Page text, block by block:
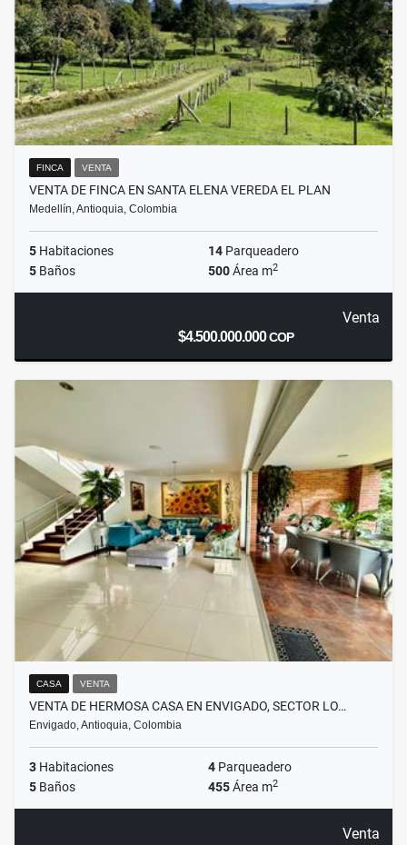
FINCA VENTA
VENTA DE FINCA EN SANTA ELENA VEREDA EL PLAN
Medellín, Antioquia, Colombia
5 Habitaciones 14 Parqueadero
5 Baños 500Área m2
Venta
$4.500.000.000COP
CASA VENTA
VENTA DE HERMOSA CASA EN ENVIGADO, SECTOR LO…
Envigado, Antioquia, Colombia
3 Habitaciones 4 Parqueadero
5 Baños 455Área m2
Venta